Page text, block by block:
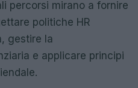
percorsi mirano a fornire
politiche HR
gestire la
e applicare principi